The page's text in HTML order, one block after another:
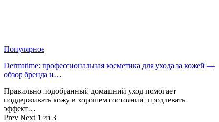
Популярное
Dermatime: профессиональная косметика для ухода за кожей —
обзор бренда и…
Правильно подобранный домашний уход помогает
поддерживать кожу в хорошем состоянии, продлевать
эффект…
Prev Next 1 из 3